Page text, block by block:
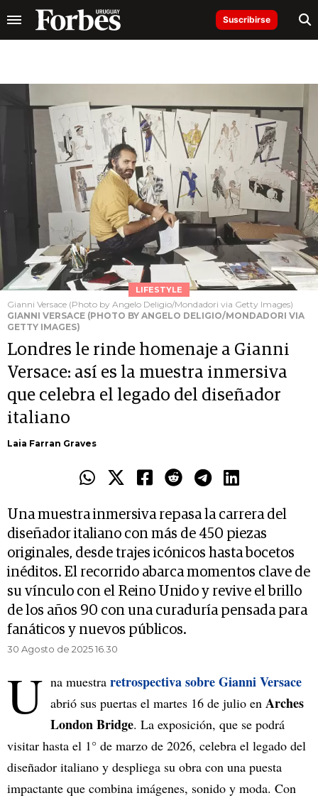
Suscribirse
LIFESTYLE
Gianni Versace (Photo by Angelo Deligio/Mondadori via Getty Images)
GIANNI VERSACE (PHOTO BY ANGELO DELIGIO/MONDADORI VIA
GETTY IMAGES)
Londres le rinde homenaje a Gianni
Versace: así es la muestra inmersiva
que celebra el legado del diseñador
italiano
Laia Farran Graves
Una muestra inmersiva repasa la carrera del
diseñador italiano con más de 450 piezas
originales, desde trajes icónicos hasta bocetos
inéditos. El recorrido abarca momentos clave de
su vínculo con el Reino Unido y revive el brillo
de los años 90 con una curaduría pensada para
fanáticos y nuevos públicos.
30 Agosto de 2025 16.30
U na muestra retrospectiva sobre Gianni Versace
abrió sus puertas el martes 16 de julio en Arches
London Bridge. La exposición, que se podrá
visitar hasta el 1° de marzo de 2026, celebra el legado del
diseñador italiano y despliega su obra con una puesta
impactante que combina imágenes, sonido y moda. Con